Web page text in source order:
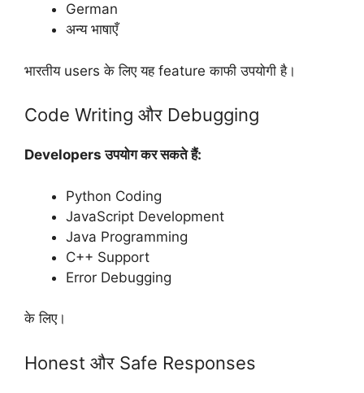
German
अन्य भाषाएँ
भारतीय users के लिए यह feature काफी उपयोगी है।
Code Writing और Debugging
Developers उपयोग कर सकते हैं:
Python Coding
JavaScript Development
Java Programming
C++ Support
Error Debugging
के लिए।
Honest और Safe Responses